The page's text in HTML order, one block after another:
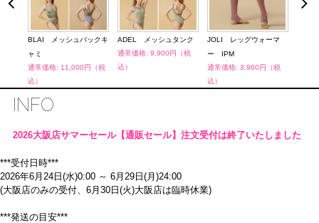
BLAI メッシュバックキ
ャミ
通常価格: 11,000円（税
込）
ADEL メッシュタンク
通常価格: 9,900円（税
込）
JOLI レッグウォーマ
ー IPM
通常価格: 3,960円（税
込）
INFO
2026大阪店サマーセール【通販セール】注文受付は終了いたしました
***受付日時***
2026年6月24日(水)0:00 ～ 6月29日(月)24:00
(大阪店のみの受付、6月30日(火)大阪店は臨時休業)
***発送の目安***